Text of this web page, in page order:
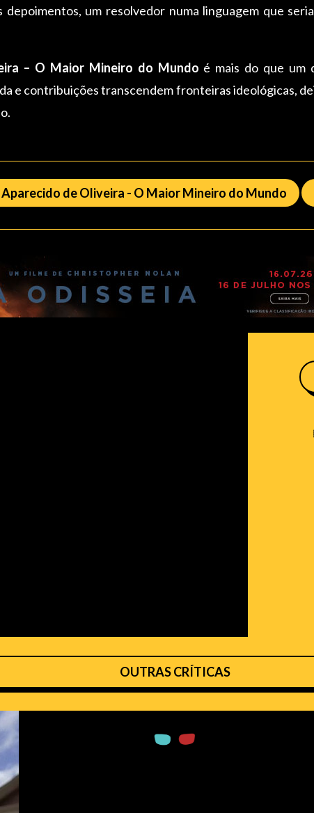
um resolvedor numa linguagem que
– O Maior Mineiro do Mundo é mais do que um
e contribuições transcendem fronteiras ideológicas,
Aparecido de Oliveira - O Maior Mineiro do Mundo
OUTRAS CRÍTICAS